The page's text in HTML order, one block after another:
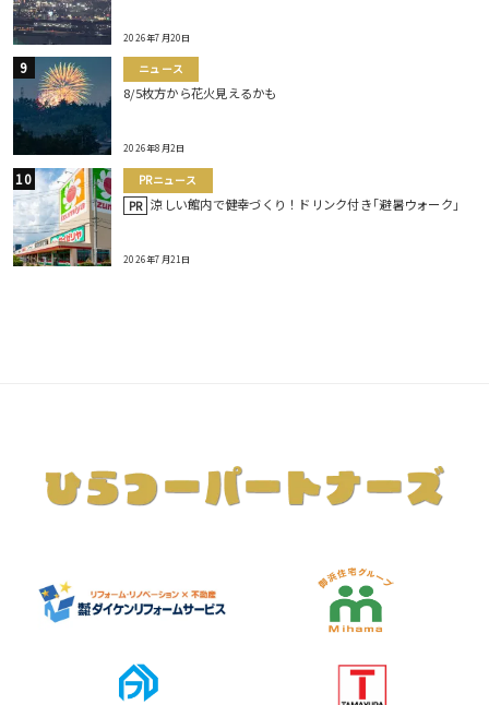
2026年7月20日
ニュース
8/5枚方から花火見えるかも
2026年8月2日
PRニュース
PR 涼しい館内で健幸づくり！ドリンク付き｢避暑ウォーク｣
2026年7月21日